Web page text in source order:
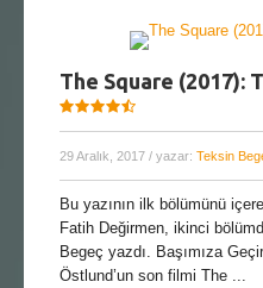
The Square (2017):
29 Aralık, 2017 / yazar: Teksin
Bu yazının ilk bölümünü
Fatih Değirmen, ikinci
Begeç yazdı. Başımıza
Östlund’un son filmi The ...